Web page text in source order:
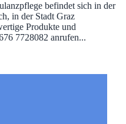
befindet sich in der
in der Stadt Graz
Produkte und
7728082 anrufen...